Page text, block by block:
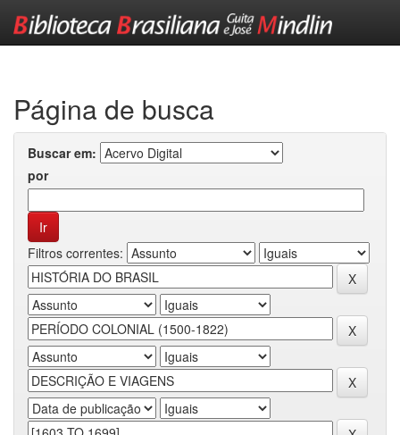
Página de busca
Buscar em:
por
Filtros correntes: